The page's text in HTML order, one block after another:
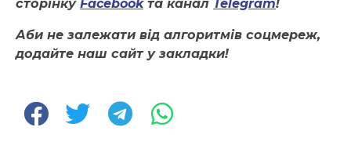
сторінку Facebookта канал Telegram!
Аби не залежати від алгоритмів соцмереж,
додайте наш сайт у закладки!